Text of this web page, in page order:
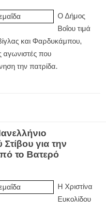
Ο Δήμος
Βοΐου τιμά
και Φαρδυκάμπου,
αγωνιστές που
την πατρίδα.
για την
το Βατερό
Η Χριστίνα
Ευκολίδου